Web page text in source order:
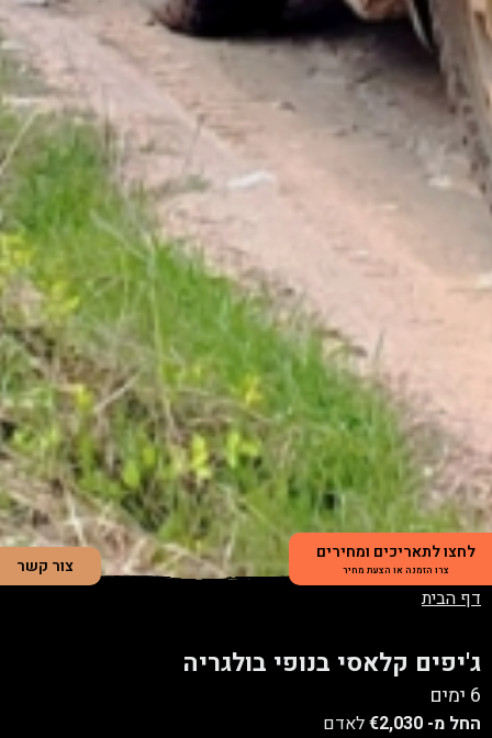
דף הבית
ג'יפים קלאסי בנופי בולגריה
6 ימים
החל מ- €2,030לאדם
לחצו לתאריכים ומחירים
צרו הזמנה או הצעת מחיר צור קשר